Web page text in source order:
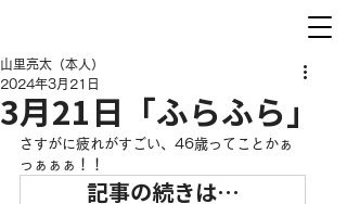
3月21日「ふらふら」
山里亮太（本人）
2024年3月21日
さすがに疲れがすごい、46歳ってことかぁ
っぁぁぁ！！
記事の続きは…